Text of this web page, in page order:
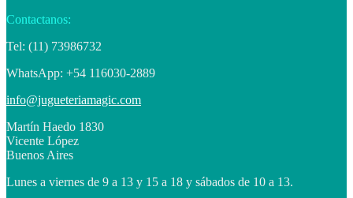
Contactanos:
Tel: (11) 73986732
WhatsApp: +54 116030-2889
info@jugueteriamagic.com
Martín Haedo 1830
Vicente López
Buenos Aires
Lunes a viernes de 9 a 13 y 15 a 18 y sábados de 10 a 13.